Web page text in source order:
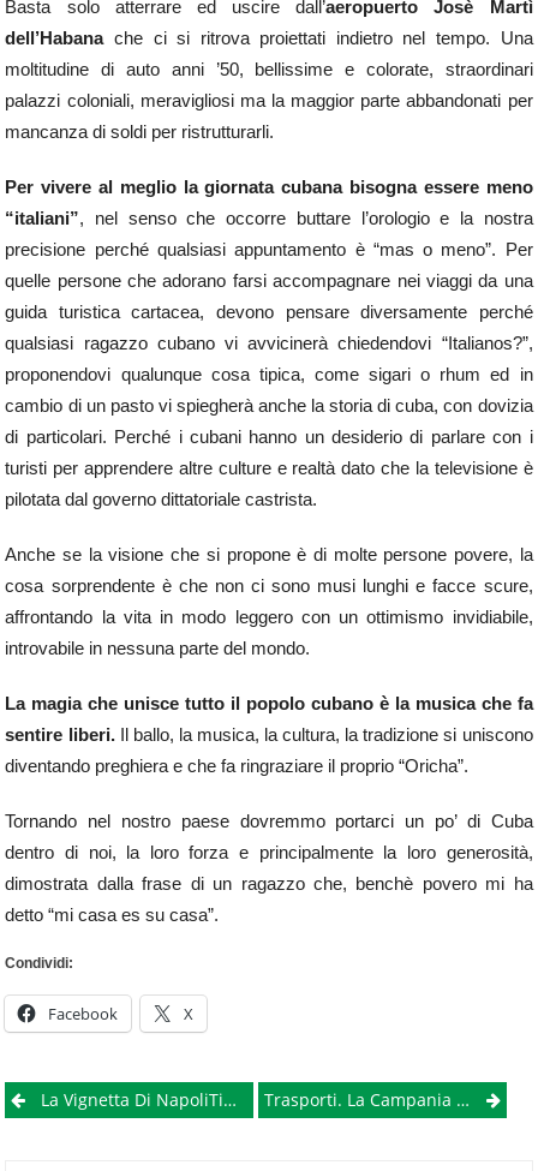
Basta solo atterrare ed uscire dall’aeropuerto Josè Martì
dell’Habanache ci si ritrova proiettati indietro nel tempo. Una
moltitudine di auto anni ’50, bellissime e colorate, straordinari
palazzi coloniali, meravigliosi ma la maggior parte abbandonati per
mancanza di soldi per ristrutturarli.
Per vivere al meglio la giornata cubana bisogna essere meno
“italiani”, nel senso che occorre buttare l’orologio e la nostra
precisione perché qualsiasi appuntamento è “mas o meno”. Per
quelle persone che adorano farsi accompagnare nei viaggi da una
guida turistica cartacea, devono pensare diversamente perché
qualsiasi ragazzo cubano vi avvicinerà chiedendovi “Italianos?”,
proponendovi qualunque cosa tipica, come sigari o rhum ed in
cambio di un pasto vi spiegherà anche la storia di cuba, con dovizia
di particolari. Perché i cubani hanno un desiderio di parlare con i
turisti per apprendere altre culture e realtà dato che la televisione è
pilotata dal governo dittatoriale castrista.
Anche se la visione che si propone è di molte persone povere, la
cosa sorprendente è che non ci sono musi lunghi e facce scure,
affrontando la vita in modo leggero con un ottimismo invidiabile,
introvabile in nessuna parte del mondo.
La magia che unisce tutto il popolo cubano è la musica che fa
sentire liberi.Il ballo, la musica, la cultura, la tradizione si uniscono
diventando preghiera e che fa ringraziare il proprio “Oricha”.
Tornando nel nostro paese dovremmo portarci un po’ di Cuba
dentro di noi, la loro forza e principalmente la loro generosità,
dimostrata dalla frase di un ragazzo che, benchè povero mi ha
detto “mi casa es su casa”.
Condividi:
Facebook X
PostLa Vignetta Di NapoliTime: “Obama Bis” Trasporti. La Campania In Ginocchio Per I Tagli In Bilancio.